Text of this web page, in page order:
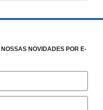
NOVIDADES POR E-